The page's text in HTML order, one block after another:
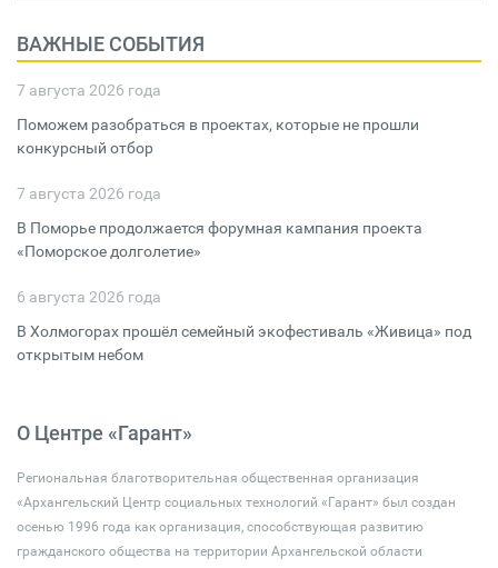
ВАЖНЫЕ СОБЫТИЯ
7 августа 2026 года
Поможем разобраться в проектах, которые не прошли
конкурсный отбор
7 августа 2026 года
В Поморье продолжается форумная кампания проекта
«Поморское долголетие»
6 августа 2026 года
В Холмогорах прошёл семейный экофестиваль «Живица» под
открытым небом
О Центре «Гарант»
Региональная благотворительная общественная организация
«Архангельский Центр социальных технологий «Гарант» был создан
осенью 1996 года как организация, способствующая развитию
гражданского общества на территории Архангельской области